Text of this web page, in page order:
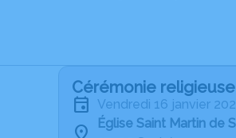
Cérémonie religieuse
vendredi 16 janvier
Église Saint Martin de